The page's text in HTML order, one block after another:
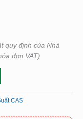
quy định của Nhà
đơn VAT)
CAS